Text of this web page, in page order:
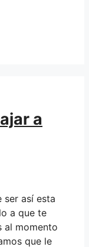
a
ser así esta
a que te
al momento
que le